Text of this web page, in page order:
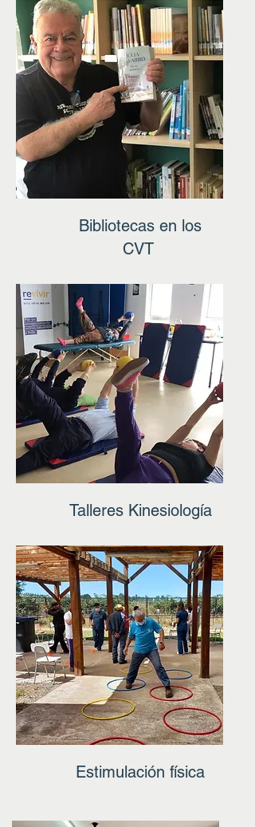
Bibliotecas en los
CVT
Talleres Kinesiología
Estimulación física